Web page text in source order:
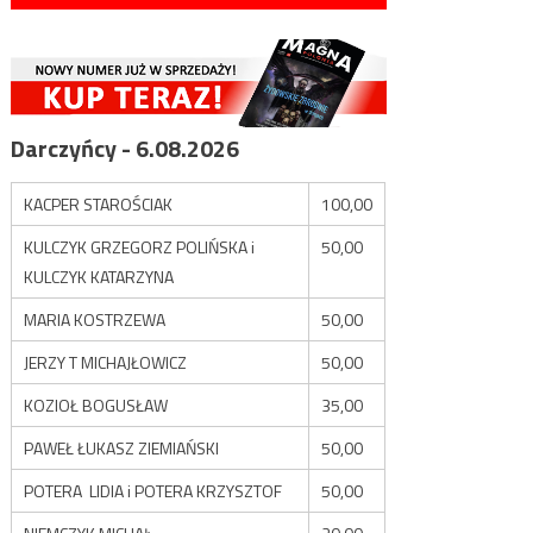
Darczyńcy - 6.08.2026
KACPER STAROŚCIAK
100,00
KULCZYK GRZEGORZ POLIŃSKA i
KULCZYK KATARZYNA
50,00
MARIA KOSTRZEWA
50,00
JERZY T MICHAJŁOWICZ
50,00
KOZIOŁ BOGUSŁAW
35,00
PAWEŁ ŁUKASZ ZIEMIAŃSKI
50,00
POTERA LIDIA i POTERA KRZYSZTOF
50,00